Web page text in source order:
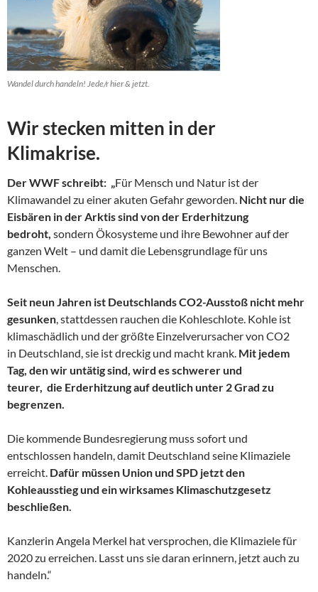
Wandel durch handeln! Jede/r hier & jetzt.
Wir stecken mitten in der
Klimakrise.
Der WWF schreibt: „Für Mensch und Natur ist der
Klimawandel zu einer akuten Gefahr geworden. Nicht nur die
Eisbären in der Arktis sind von der Erderhitzung
bedroht, sondern Ökosysteme und ihre Bewohner auf der
ganzen Welt – und damit die Lebensgrundlage für uns
Menschen.
Seit neun Jahren ist Deutschlands CO2-Ausstoß nicht mehr
gesunken, stattdessen rauchen die Kohleschlote. Kohle ist
klimaschädlich und der größte Einzelverursacher von CO2
in Deutschland, sie ist dreckig und macht krank. Mit jedem
Tag, den wir untätig sind, wird es schwerer und
teurer, die Erderhitzung auf deutlich unter 2 Grad zu
begrenzen.
Die kommende Bundesregierung muss sofort und
entschlossen handeln, damit Deutschland seine Klimaziele
erreicht. Dafür müssen Union und SPD jetzt den
Kohleausstieg und ein wirksames Klimaschutzgesetz
beschließen.
Kanzlerin Angela Merkel hat versprochen, die Klimaziele für
2020 zu erreichen. Lasst uns sie daran erinnern, jetzt auch zu
handeln.“